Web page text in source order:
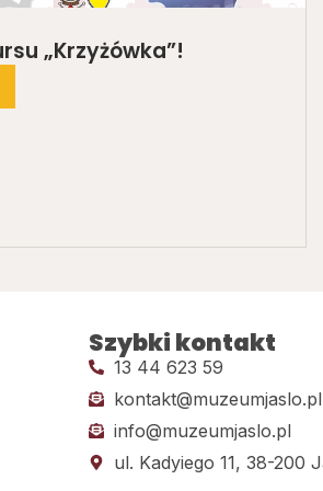
„Krzyżówka”!
Szybki kontakt
13 44 623 59
kontakt@muzeumjaslo.pl
info@muzeumjaslo.pl
ul. Kadyiego 11, 38-200